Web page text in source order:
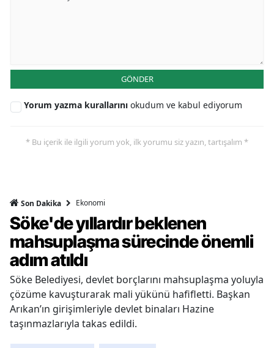
GÖNDER
Yorum yazma kurallarını okudum ve kabul ediyorum
* Bu içerik ile ilgili yorum yok, ilk yorumu siz yazın, tartışalım *
Son Dakika Ekonomi
Söke'de yıllardır beklenen
mahsuplaşma sürecinde önemli
adım atıldı
Söke Belediyesi, devlet borçlarını mahsuplaşma yoluyla
çözüme kavuşturarak mali yükünü hafifletti. Başkan
Arıkan’ın girişimleriyle devlet binaları Hazine
taşınmazlarıyla takas edildi.